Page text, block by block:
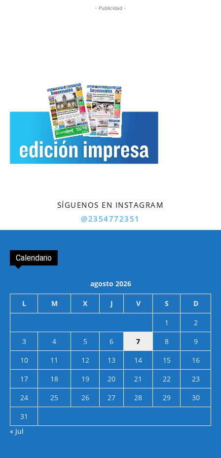
- Publicidad -
SÍGUENOS EN INSTAGRAM
@2354772351
Calendario
agosto 2026
L M X J V S D
1
2
3
4 5 6 7 8
9
10
11 12 13 14 15
16
17
18 19 20 21 22
23
24
25 26 27 28 29
30
31
« Jul